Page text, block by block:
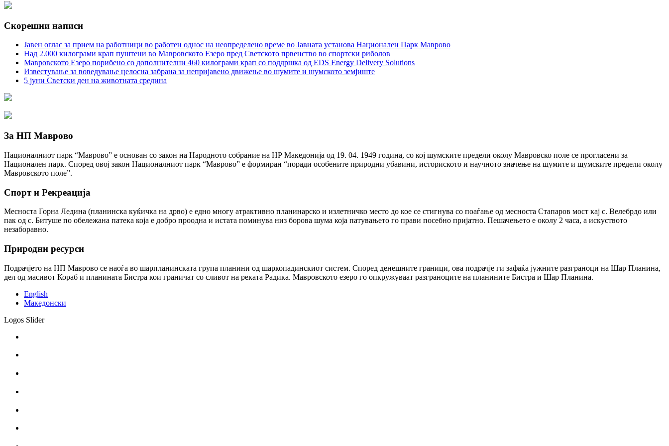
Скорешни написи
Јавен оглас за прием на работници во работен однос на неопределено време во Јавната установа Национален Парк Маврово
Над 2.000 килограми крап пуштени во Мавровското Езеро пред Светското првенство во спортски риболов
Мавровското Езеро порибено со дополнителни 460 килограми крап со поддршка од EDS Energy Delivery Solutions
Известување за воведување целосна забрана за непријавено движење во шумите и шумското земјиште
5 јуни Светски ден на животната средина
За НП Маврово
Националниот парк “Маврово” е основан со закон на Народното собрание на НР Македонија од 19. 04. 1949 година, со кој шумските предели околу Мавровско поле се прогласени за
Национален парк. Според овој закон Националниот парк “Маврово” е формиран “поради особените природни убавини, историското и научното значење на шумите и шумските предели околу
Мавровското поле”.
Спорт и Рекреација
Месноста Горна Ледина (планинска куќичка на дрво) е едно многу атрактивно планинарско и излетничко место до кое се стигнува со поаѓање од месноста Стапаров мост кај с. Велебрдо или
пак од с. Битуше по обележана патека која е добро проодна и истата поминува низ борова шума која патувањето го прави посебно пријатно. Пешачењето е околу 2 часа, а искуството
незаборавно.
Природни ресурси
Подрачјето на НП Маврово се наоѓа во шарпланинската група планини од шаркопадинскиот систем. Според денешните граници, ова подрачје ги зафаќа јужните разграноци на Шар Планина,
дел од масивот Кораб и планината Бистра кои граничат со сливот на реката Радика. Мавровското езеро го опкружуваат разграноците на планините Бистра и Шар Планина.
English
Македонски
Logos Slider